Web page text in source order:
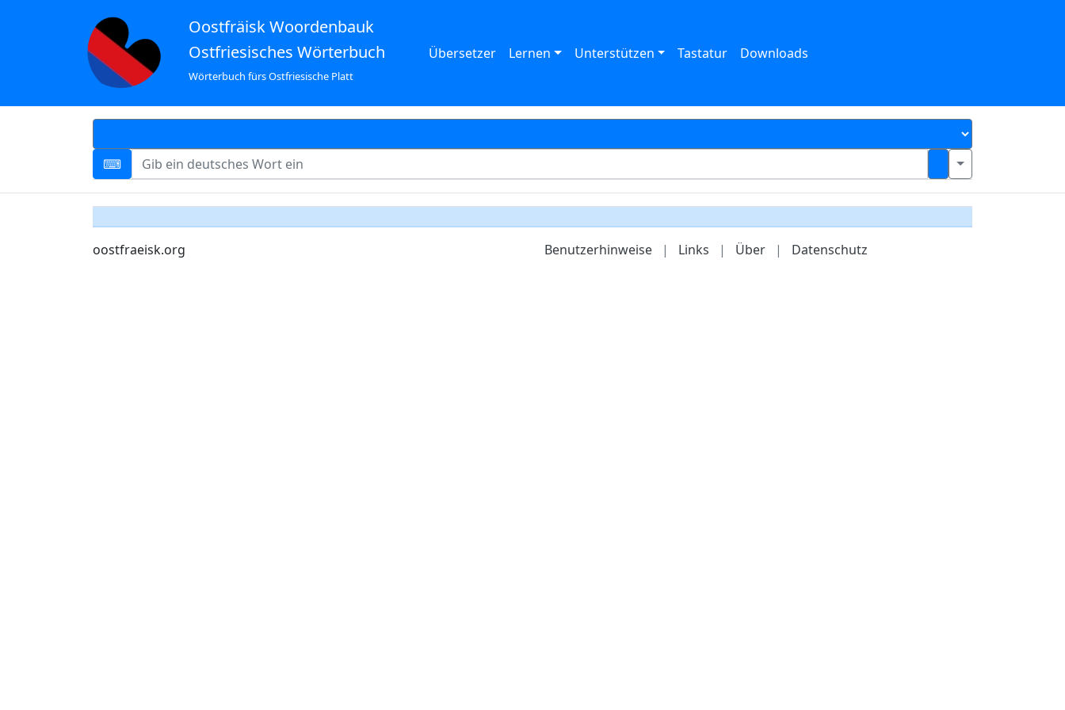
Oostfräisk Woordenbauk
Ostfriesisches Wörterbuch
Wörterbuch fürs Ostfriesische Platt
Übersetzer Lernen Unterstützen Tastatur Downloads
oostfraeisk.org Benutzerhinweise | Links | Über | Datenschutz